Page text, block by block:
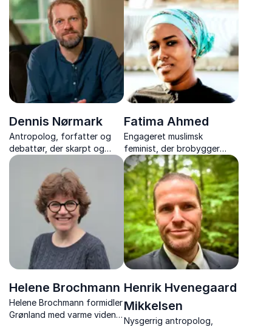
Nu forfatter, der deler
indsigt fra kriminelle
efterforskningers frontlinjer.
fortællinger
Dennis Nørmark
Antropolog, forfatter og
debattør, der skarpt og
underholdende formidler om
kultur, arbejde og
samfundets udvikling
Fatima Ahmed
Engageret muslimsk
feminist, der brobygger
mellem kulturer og kæmper
for kvinders rettigheder
indenfor og udenfor troens
rammer.
Helene Brochmann
Helene Brochmann formidler
Grønland med varme viden
Henrik Hvenegaard
Mikkelsen
Nysgerrig antropolog,